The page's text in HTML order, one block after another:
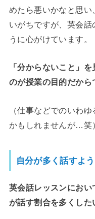
めたら悪いかなと思い
いがちですが、英会
うに心がけています。
「分からないこと」
のが授業の目的だから
（仕事などでのいわ
かもしれませんが…笑
自分が多く話すよう
英会話レッスンにお
が話す割合を多くした